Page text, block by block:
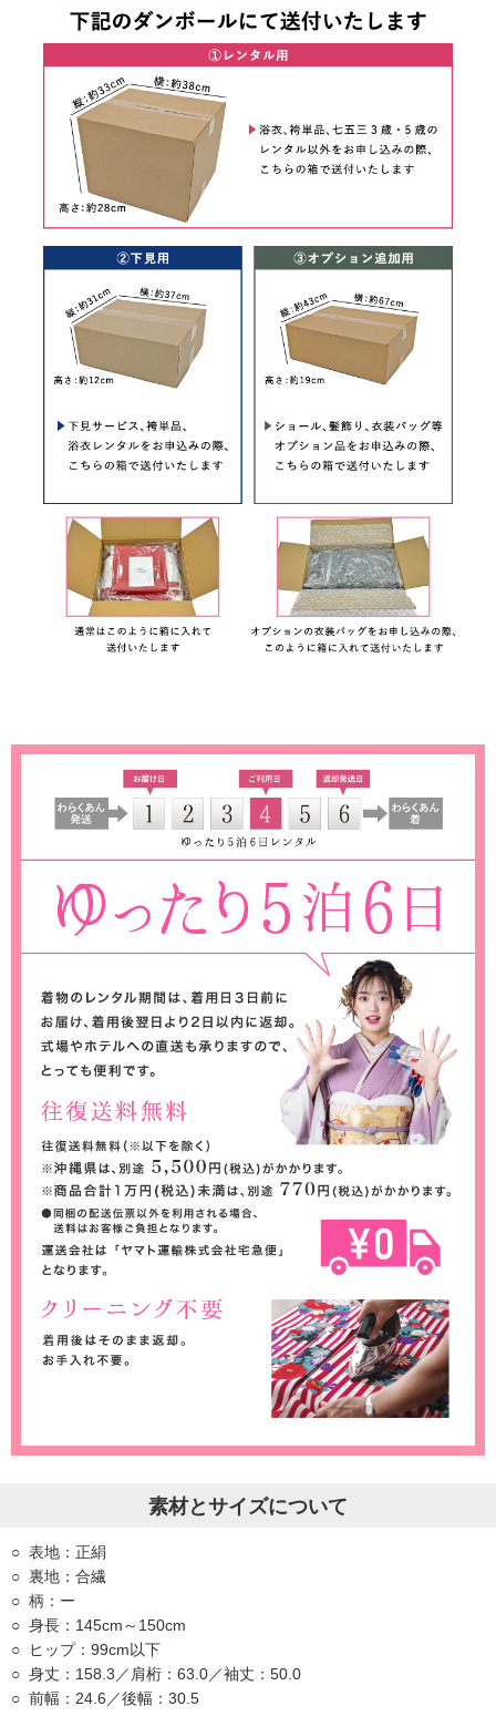
素材とサイズについて
表地：正絹
裏地：合繊
柄：ー
身長：145cm～150cm
ヒップ：99cm以下
身丈：158.3／肩桁：63.0／袖丈：50.0
前幅：24.6／後幅：30.5